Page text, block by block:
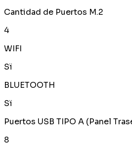
Cantidad de Puertos M.2
4
WIFI
Sï
BLUETOOTH
Sï
Puertos USB TIPO A (Panel
8